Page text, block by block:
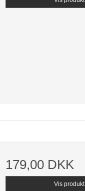
179,00 DKK
Vis produkt